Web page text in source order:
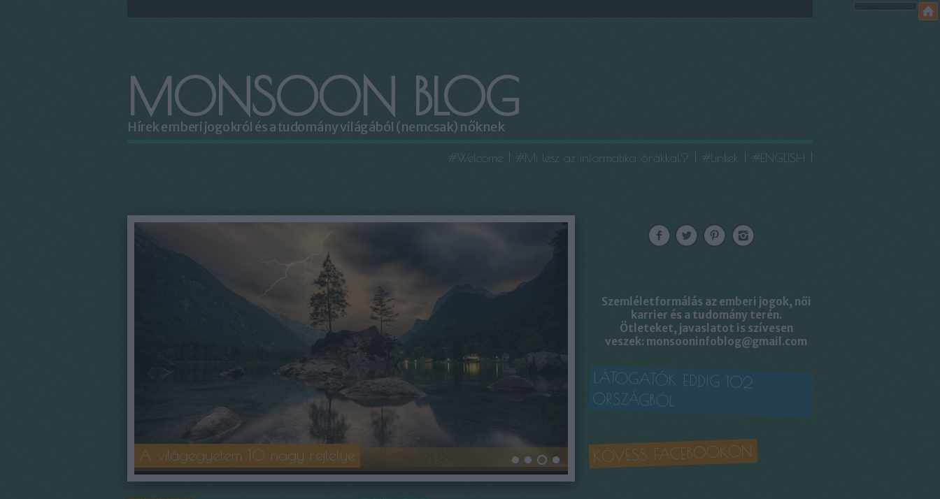
MONSOON BLOG
Hírek emberi jogokról és a tudomány világából (nemcsak) nőknek
#Welcome #Mi lesz az informatika órákkal? #Linkek #ENGLISH
A világegyetem 10 nagy rejtélye
Szemléletformálás az emberi jogok, női
karrier és a tudomány terén.
Ötleteket, javaslatot is szívesen
veszek: monsooninfoblog@gmail.com
LÁTOGATÓK EDDIG 102
ORSZÁGBÓL
KÖVESS FACEBOOKON